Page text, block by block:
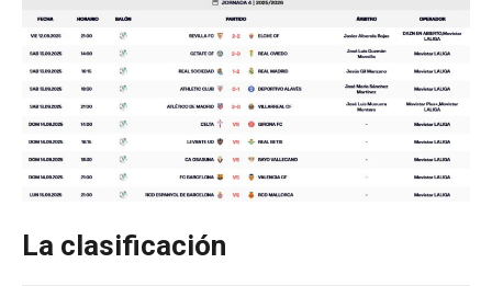
La clasificación